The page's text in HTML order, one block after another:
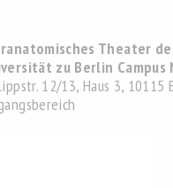
Theater
zu Berlin Campus
12/13, Haus 3, 10115